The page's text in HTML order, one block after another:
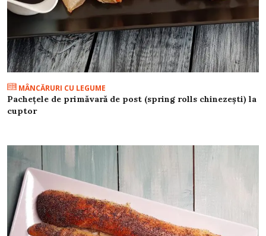
MÂNCĂRURI CU LEGUME
Pachețele de primăvară de post (spring rolls chinezești) la
cuptor